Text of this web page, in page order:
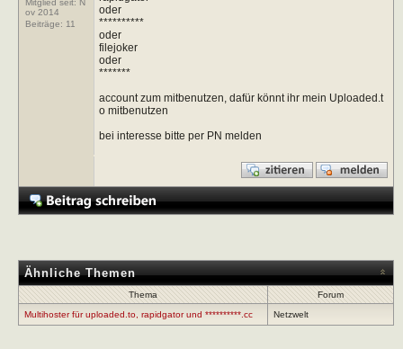
Mitglied seit: N
ov 2014
Beiträge: 11
oder
**********
oder
filejoker
oder
*******
account zum mitbenutzen, dafür könnt ihr mein Uploaded.t
o mitbenutzen
bei interesse bitte per PN melden
Ähnliche Themen
Thema
Forum
Multihoster für uploaded.to, rapidgator und **********.cc
Netzwelt